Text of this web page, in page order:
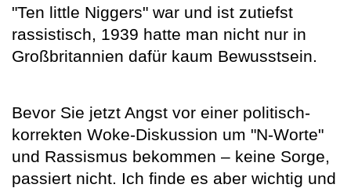
"Ten little Niggers" war und ist zutiefst
rassistisch, 1939 hatte man nicht nur in
Großbritannien dafür kaum Bewusstsein.
Bevor Sie jetzt Angst vor einer politisch-
korrekten Woke-Diskussion um "N-Worte"
und Rassismus bekommen – keine Sorge,
passiert nicht. Ich finde es aber wichtig und